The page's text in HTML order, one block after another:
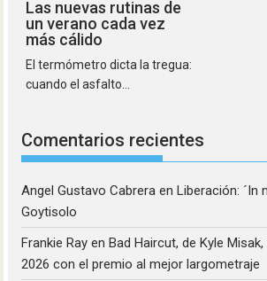
Las nuevas rutinas de
un verano cada vez
más cálido
El termómetro dicta la tregua:
cuando el asfalto...
Comentarios recientes
Angel Gustavo Cabrera enLiberación: ´In
Goytisolo
Frankie Ray enBad Haircut, de Kyle
2026 con el premio al mejor largometraje